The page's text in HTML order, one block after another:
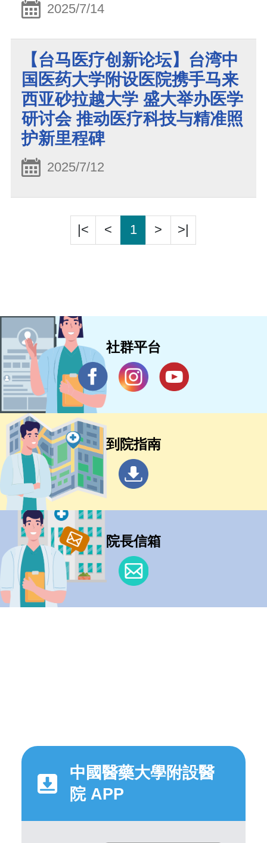
2025/7/14
【台马医疗创新论坛】台湾中
国医药大学附设医院携手马来
西亚砂拉越大学 盛大举办医学
研讨会 推动医疗科技与精准照
护新里程碑
2025/7/12
|< < 1 > >|
社群平台
到院指南
院長信箱
中國醫藥大學附設醫
院 APP